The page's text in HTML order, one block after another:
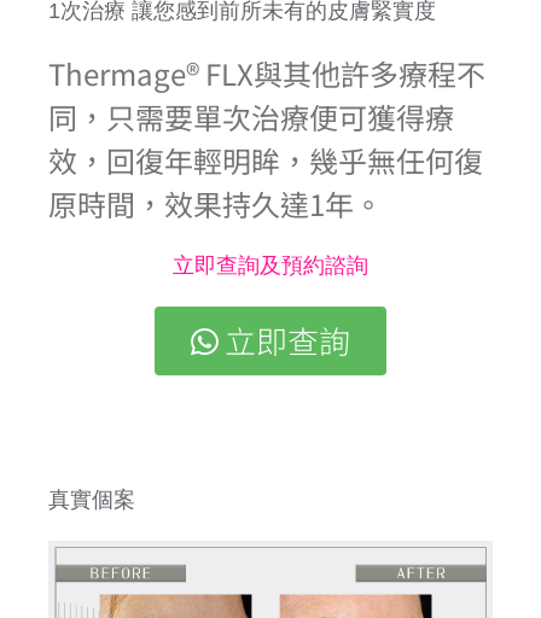
1次治療 讓您感到前所未有的皮膚緊實度
Thermage® FLX與其他許多療程不
同，只需要單次治療便可獲得療
效，回復年輕明眸，幾乎無任何復
原時間，效果持久達1年。
立即查詢及預約諮詢
立即查詢
真實個案